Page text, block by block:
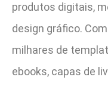
produtos digitais,
design gráfico.
milhares de
ebooks, capas de